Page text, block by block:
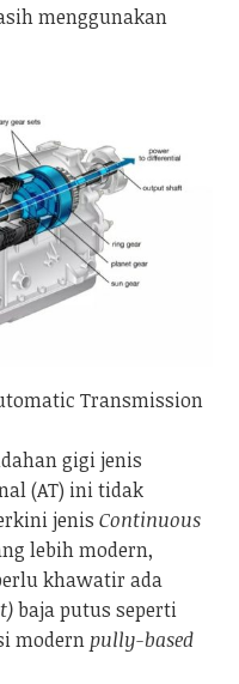
menggunakan
Transmission
gigi jenis
(AT) ini tidak
jenisContinuous
lebih modern,
khawatir ada
baja putus seperti
modern pully-based